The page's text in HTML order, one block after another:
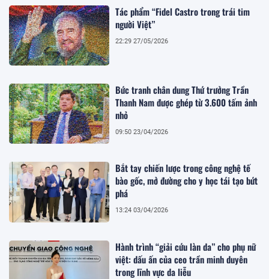
Tác phẩm “Fidel Castro trong trái tim
người Việt”
22:29 27/05/2026
Bức tranh chân dung Thứ trưởng Trần
Thanh Nam được ghép từ 3.600 tấm ảnh
nhỏ
09:50 23/04/2026
Bắt tay chiến lược trong công nghệ tế
bào gốc, mở đường cho y học tái tạo bứt
phá
13:24 03/04/2026
Hành trình “giải cứu làn da” cho phụ nữ
việt: dấu ấn của ceo trần minh duyên
trong lĩnh vực da liễu